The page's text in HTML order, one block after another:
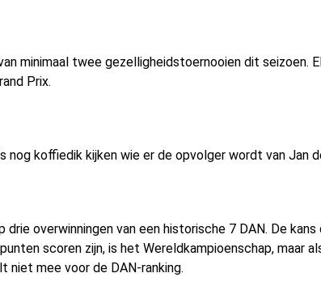
minimaal twee gezelligheidstoernooien dit seizoen.
Prix.
koffiedik kijken wie er de opvolger wordt van Jan
overwinningen van een historische 7 DAN. De kans
scoren zijn, is het Wereldkampioenschap, maar
mee voor de DAN-ranking.